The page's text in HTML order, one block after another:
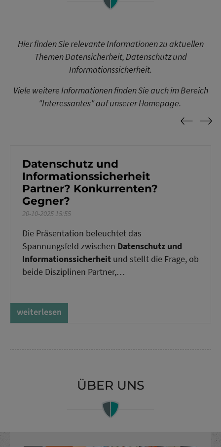
Hier finden Sie relevante Informationen zu aktuellen
Themen Datensicherheit, Datenschutz und
Informationssicherheit.
Viele weitere Informationen finden Sie auch im Bereich
"Interessantes" auf unserer Homepage.
Datenschutz und
Informationssicherheit
Partner? Konkurrenten?
Gegner?
20-10-2025 15:55
Die Präsentation beleuchtet das
Spannungsfeld zwischen Datenschutz und
Informationssicherheit und stellt die Frage, ob
beide Disziplinen Partner,…
weiterlesen
Next
ÜBER UNS